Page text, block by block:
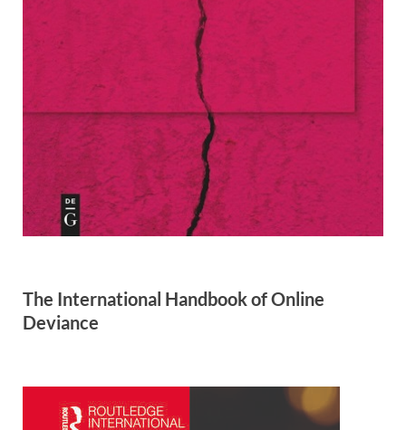
The International Handbook of Online
Deviance